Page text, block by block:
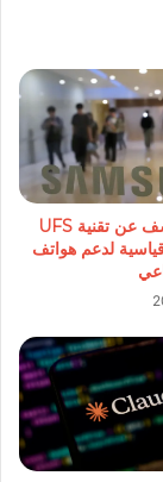
سامسونغ تكشف عن تقنية UFS
قياسية لدعم هواتف